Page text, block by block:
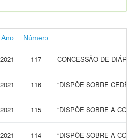
Ano Número
2021 117 CONCESSÃO DE
2021 116 “DISPÕE SOBRE
2021 115 “DISPÕE SOBRE A
2021 114 “DISPÕE SOBRE A